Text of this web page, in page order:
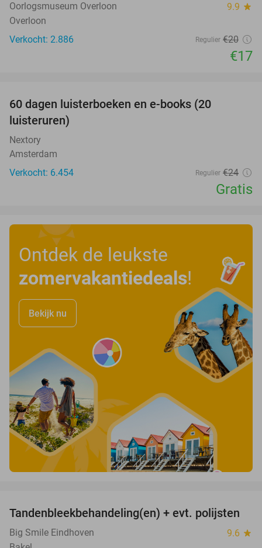
Oorlogsmuseum Overloon 9.9 star
Overloon
Verkocht: 2.886
Regulier €20
€17
60 dagen luisterboeken en e-books (20
luisteruren)
Nextory
Amsterdam
Verkocht: 6.454
Regulier €24
Gratis
Ontdek de leukste
zomervakantiedeals!
Bekijk nu
42%
Tandenbleekbehandeling(en) + evt. polijsten
Big Smile Eindhoven 9.6 star